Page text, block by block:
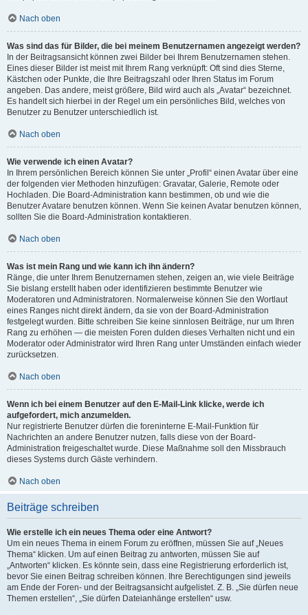
Nach oben
Was sind das für Bilder, die bei meinem Benutzernamen angezeigt werden?
In der Beitragsansicht können zwei Bilder bei Ihrem Benutzernamen stehen.
Eines dieser Bilder ist meist mit Ihrem Rang verknüpft: Oft sind dies Sterne,
Kästchen oder Punkte, die Ihre Beitragszahl oder Ihren Status im Forum
angeben. Das andere, meist größere, Bild wird auch als „Avatar“ bezeichnet.
Es handelt sich hierbei in der Regel um ein persönliches Bild, welches von
Benutzer zu Benutzer unterschiedlich ist.
Nach oben
Wie verwende ich einen Avatar?
In Ihrem persönlichen Bereich können Sie unter „Profil“ einen Avatar über eine
der folgenden vier Methoden hinzufügen: Gravatar, Galerie, Remote oder
Hochladen. Die Board-Administration kann bestimmen, ob und wie die
Benutzer Avatare benutzen können. Wenn Sie keinen Avatar benutzen können,
sollten Sie die Board-Administration kontaktieren.
Nach oben
Was ist mein Rang und wie kann ich ihn ändern?
Ränge, die unter Ihrem Benutzernamen stehen, zeigen an, wie viele Beiträge
Sie bislang erstellt haben oder identifizieren bestimmte Benutzer wie
Moderatoren und Administratoren. Normalerweise können Sie den Wortlaut
eines Ranges nicht direkt ändern, da sie von der Board-Administration
festgelegt wurden. Bitte schreiben Sie keine sinnlosen Beiträge, nur um Ihren
Rang zu erhöhen — die meisten Foren dulden dieses Verhalten nicht und ein
Moderator oder Administrator wird Ihren Rang unter Umständen einfach wieder
zurücksetzen.
Nach oben
Wenn ich bei einem Benutzer auf den E-Mail-Link klicke, werde ich
aufgefordert, mich anzumelden.
Nur registrierte Benutzer dürfen die foreninterne E-Mail-Funktion für
Nachrichten an andere Benutzer nutzen, falls diese von der Board-
Administration freigeschaltet wurde. Diese Maßnahme soll den Missbrauch
dieses Systems durch Gäste verhindern.
Nach oben
Beiträge schreiben
Wie erstelle ich ein neues Thema oder eine Antwort?
Um ein neues Thema in einem Forum zu eröffnen, müssen Sie auf „Neues
Thema“ klicken. Um auf einen Beitrag zu antworten, müssen Sie auf
„Antworten“ klicken. Es könnte sein, dass eine Registrierung erforderlich ist,
bevor Sie einen Beitrag schreiben können. Ihre Berechtigungen sind jeweils
am Ende der Foren- und der Beitragsansicht aufgelistet. Z. B. „Sie dürfen neue
Themen erstellen“, „Sie dürfen Dateianhänge erstellen“ usw.